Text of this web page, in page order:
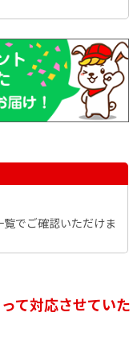
でご確認いただけま
て対応させていた